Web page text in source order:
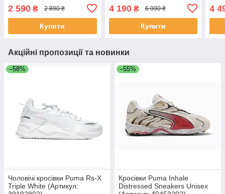
2 590 ₴ 2 890 ₴
Купити
4 190₴ 6 990 ₴
Купити
4
Акційні пропозиції та новинки
–58%
Чоловічі кросівки Puma Rs-X
Triple White (Артикул:
–55%
Кросівки Puma Inhale
Distressed Sneakers Unisex